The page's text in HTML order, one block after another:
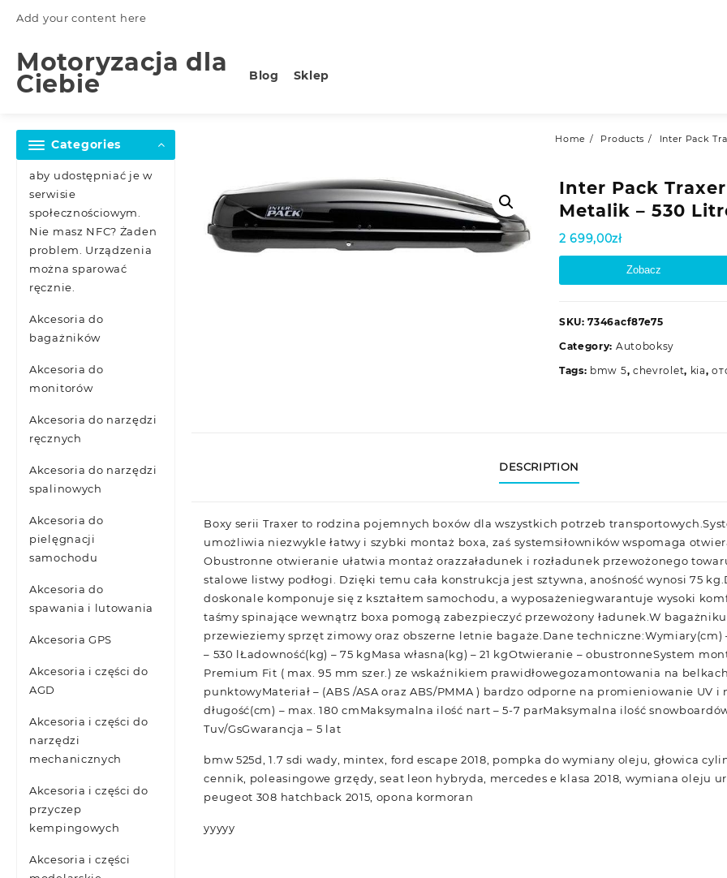
Add your content here
Motoryzacja dla
Ciebie Blog Sklep
Categories
aby udostępniać je w
serwisie
społecznościowym.
Nie masz NFC? Żaden
problem. Urządzenia
można sparować
ręcznie.
Akcesoria do
bagażników
Akcesoria do
monitorów
Akcesoria do narzędzi
ręcznych
Akcesoria do narzędzi
spalinowych
Akcesoria do
pielęgnacji
samochodu
Akcesoria do
spawania i lutowania
Akcesoria GPS
Akcesoria i części do
AGD
Akcesoria i części do
narzędzi
mechanicznych
Akcesoria i części do
przyczep
kempingowych
Akcesoria i części
Home Products Inter Pack
Inter Pack
Metalik – 530
2 699,00zł
Zobacz
SKU:7346acf87e75
Category: Autoboksy
Tags: bmw 5, chevrolet, kia,
DESCRIPTION
Boxy serii Traxer to rodzina pojemnych boxów dla wszystkich potrzeb
umożliwia niezwykle łatwy i szybki montaż boxa, zaś systemsiłowników wspomaga
Obustronne otwieranie ułatwia montaż orazzaładunek i rozładunek przewożonego
stalowe listwy podłogi. Dzięki temu cała konstrukcja jest sztywna, anośność wynosi 75
doskonale komponuje się z kształtem samochodu, a wyposażeniegwarantuje wysoki
taśmy spinające wewnątrz boxa pomogą zabezpieczyć przewożony ładunek.W
przewieziemy sprzęt zimowy oraz obszerne letnie bagaże.Dane techniczne:Wymiary(cm)
– 530 lŁadowność(kg) – 75 kgMasa własna(kg) – 21 kgOtwieranie – obustronneSystem
Premium Fit ( max. 95 mm szer.) ze wskaźnikiem prawidłowegozamontowania na
punktowyMateriał – (ABS /ASA oraz ABS/PMMA ) bardzo odporne na promieniowanie UV
długość(cm) – max. 180 cmMaksymalna ilość nart – 5-7 parMaksymalna ilość
Tuv/GsGwarancja – 5 lat
bmw 525d, 1.7 sdi wady, mintex, ford escape 2018, pompka do wymiany oleju, głowica
cennik, poleasingowe grzędy, seat leon hybryda, mercedes e klasa 2018, wymiana oleju
peugeot 308 hatchback 2015, opona kormoran
yyyyy